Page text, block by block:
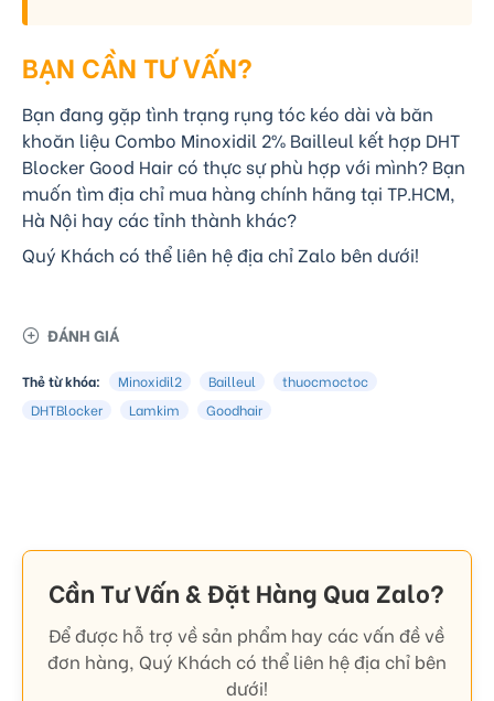
BẠN CẦN TƯ VẤN?
Bạn đang gặp tình trạng rụng tóc kéo dài và băn
khoăn liệu Combo Minoxidil 2% Bailleul kết hợp DHT
Blocker Good Hair có thực sự phù hợp với mình? Bạn
muốn tìm địa chỉ mua hàng chính hãng tại TP.HCM,
Hà Nội hay các tỉnh thành khác?
Quý Khách có thể liên hệ địa chỉ Zalo bên dưới!
ĐÁNH GIÁ
Thẻ từ khóa: Minoxidil2 Bailleul
thuocmoctoc
DHTBlocker
Lamkim Goodhair
Cần Tư Vấn & Đặt Hàng Qua Zalo?
Để được hỗ trợ về sản phẩm hay các vấn đề về
đơn hàng, Quý Khách có thể liên hệ địa chỉ bên
dưới!